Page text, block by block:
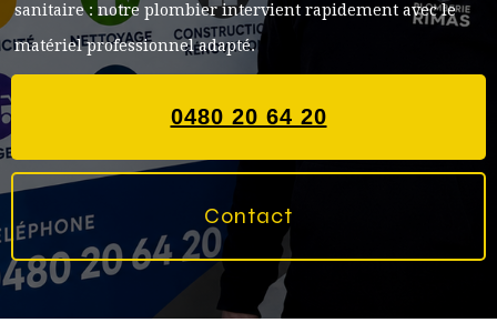
sanitaire : notre plombier intervient rapidement avec le
matériel professionnel adapté.
0480 20 64 20
Contact